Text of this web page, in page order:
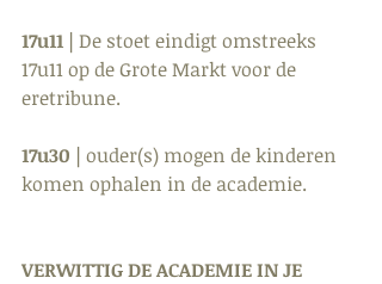
17u11 | De stoet eindigt omstreeks
17u11 op de Grote Markt voor de
eretribune.
17u30 | ouder(s) mogen de kinderen
komen ophalen in de academie.
VERWITTIG DE ACADEMIE IN JE